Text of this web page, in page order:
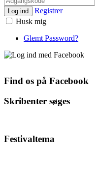
Log ind
Registrer
Husk mig
Glemt Password?
Find os på Facebook
Skribenter søges
Festivaltema